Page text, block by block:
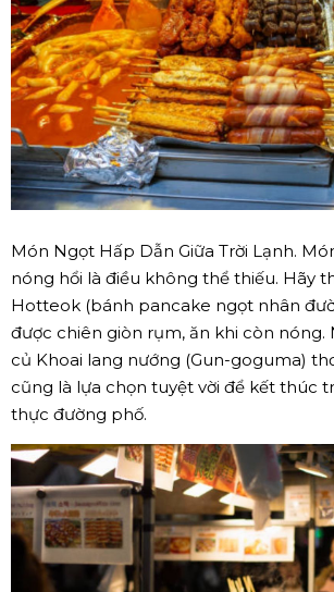
Món Ngọt Hấp Dẫn Giữa Trời Lạnh.
nóng hổi là điều không thể thiếu. Hãy
Hotteok (bánh pancake ngọt nhân
được chiên giòn rụm, ăn khi còn nóng.
củ Khoai lang nướng (Gun-goguma)
cũng là lựa chọn tuyệt vời để kết thúc
thực đường phố.